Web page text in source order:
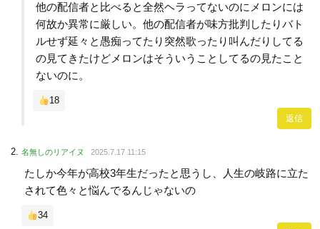
他の配信者と比べると全然ヘラってないのにメロンには
何故か異常に厳しい。他の配信者が味方批判したりバト
ルせず延々と愚痴ってたり突然歌ったり叫んだりしてる
の見てきたけどメロンはそういうことしてるの見たこと
ないのに。
18
返信
名無しのリアイヌ 2025.7.17 11:15
たしか今年が高校3年生だったと思うし、人生の岐路に立た
されて色々と悩んでるんじゃないの
34